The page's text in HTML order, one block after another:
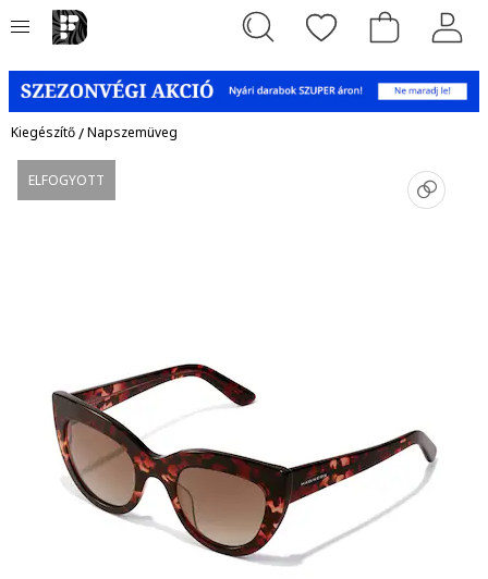
Kiegészítő/Napszemüveg
ELFOGYOTT